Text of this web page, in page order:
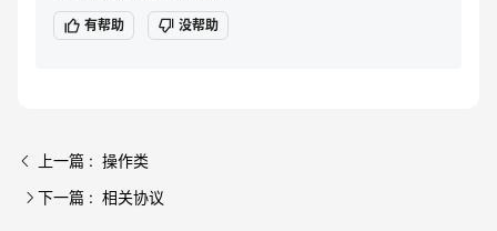
有帮助 没帮助
上一篇 : 操作类
下一篇 : 相关协议